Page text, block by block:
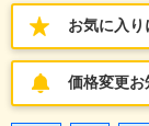
お気に入り
価格変更お